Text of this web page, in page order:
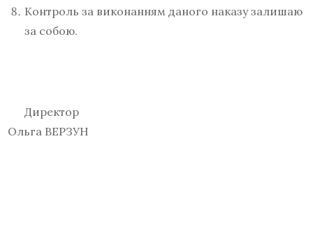
Контроль за виконанням даного наказу залишаю
за собою.
Директор
Ольга ВЕРЗУН